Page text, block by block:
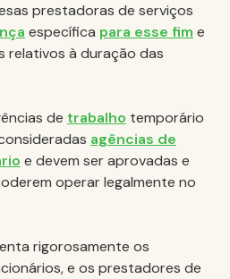
prestadoras de serviços
específica para esse fim e
relativos à duração das
de trabalho temporário
agências de
e devem ser aprovadas e
operar legalmente no
rigorosamente os
e os prestadores de